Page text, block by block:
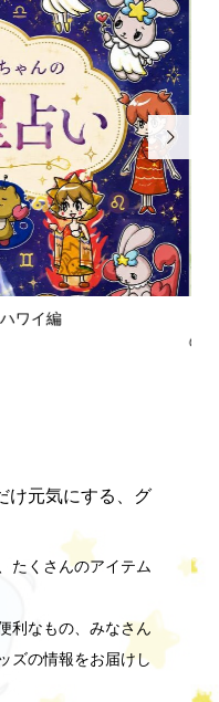
ピリチュアリちゃん

元気にする、グ
たくさんのアイテム
利なもの、みなさん
ズの情報をお届けし